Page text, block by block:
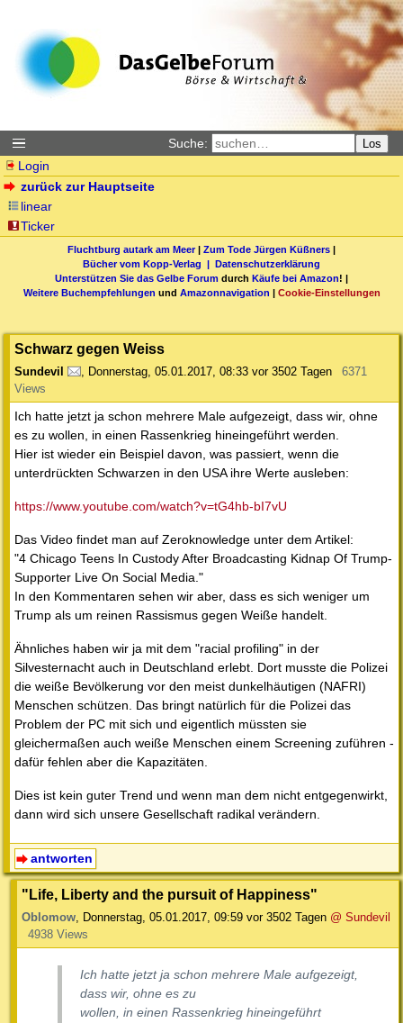
Suche: Los
Login
zurück zur Hauptseite
linear
Ticker
Fluchtburg autark am Meer| Zum Tode Jürgen Küßners |
Bücher vom Kopp-Verlag | Datenschutzerklärung
Unterstützen Sie das Gelbe Forum durch Käufe bei Amazon! |
Weitere Buchempfehlungen und Amazonnavigation | Cookie-Einstellungen
Schwarz gegen Weiss
Sundevil , Donnerstag, 05.01.2017, 08:33 vor 3502 Tagen
6371
Views
Ich hatte jetzt ja schon mehrere Male aufgezeigt, dass wir, ohne
es zu wollen, in einen Rassenkrieg hineingeführt werden.
Hier ist wieder ein Beispiel davon, was passiert, wenn die
unterdrückten Schwarzen in den USA ihre Werte ausleben:
https://www.youtube.com/watch?v=tG4hb-bI7vU
Das Video findet man auf Zeroknowledge unter dem Artikel:
"4 Chicago Teens In Custody After Broadcasting Kidnap Of Trump-
Supporter Live On Social Media."
In den Kommentaren sehen wir aber, dass es sich weniger um
Trump als um reinen Rassismus gegen Weiße handelt.
Ähnliches haben wir ja mit dem "racial profiling" in der
Silvesternacht auch in Deutschland erlebt. Dort musste die Polizei
die weiße Bevölkerung vor den meist dunkelhäutigen (NAFRI)
Menschen schützen. Das bringt natürlich für die Polizei das
Problem der PC mit sich und eigentlich müssten sie
gleichermaßen auch weiße Menschen einem Screening zuführen -
dafür fehlen aber die Kapazitäten.
Dies ist kein guter Trend und wenn man dem nicht entgegenwirkt,
dann wird sich unsere Gesellschaft radikal verändern.
antworten
"Life, Liberty and the pursuit of Happiness"
Oblomow, Donnerstag, 05.01.2017, 09:59 vor 3502 Tagen @ Sundevil
4938 Views
Ich hatte jetzt ja schon mehrere Male aufgezeigt,
dass wir, ohne es zu
wollen, in einen Rassenkrieg hineingeführt